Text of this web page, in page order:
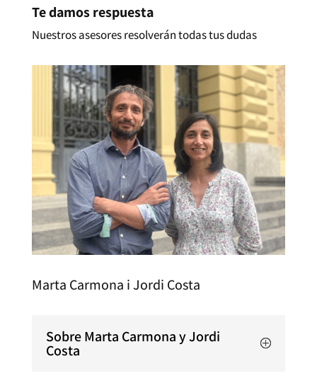
Te damos respuesta
Nuestros asesores resolverán todas tus dudas
Marta Carmona i Jordi Costa
Sobre Marta Carmona y Jordi
Costa